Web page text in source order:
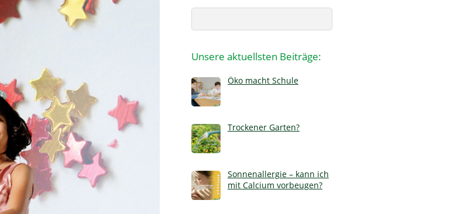
Unsere aktuellsten Beiträge:
Öko macht Schule
Trockener Garten?
Sonnenallergie – kann ich
mit Calcium vorbeugen?